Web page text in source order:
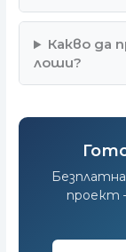
Какво да
лоши?
проект